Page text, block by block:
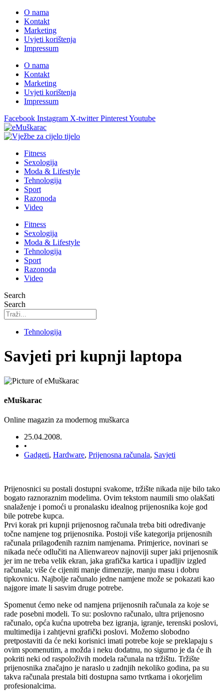
O nama
Kontakt
Marketing
Uvjeti korištenja
Impressum
O nama
Kontakt
Marketing
Uvjeti korištenja
Impressum
Facebook Instagram X-twitter PinterestYoutube
Fitness
Sexologija
Moda & Lifestyle
Tehnologija
Sport
Razonoda
Video
Fitness
Sexologija
Moda & Lifestyle
Tehnologija
Sport
Razonoda
Video
Search
Search
Tehnologija
Savjeti pri kupnji laptopa
eMuškarac
Online magazin za modernog muškarca
25.04.2008.
•
Gadgeti, Hardware, Prijenosna računala, Savjeti
Prijenosnici su postali dostupni svakome, tržište nikada nije bilo tako
bogato raznoraznim modelima. Ovim tekstom naumili smo olakšati
snalaženje i pomoći u pronalasku idealnog prijenosnika koje god
bile potrebe kupca.
Prvi korak pri kupnji prijenosnog računala treba biti određivanje
točne namjene tog prijenosnika. Postoji više kategorija prijenosnih
računala prilagođenih raznim namjenama. Primjerice, novinari se
nikada neće odlučiti na Alienwareov najnoviji super jaki prijenosnik
jer im ne treba velik ekran, jaka grafička kartica i upadljiv izgled
računala; više će cijeniti manje dimenzije, manju masu i dobru
tipkovnicu. Najbolje računalo jedne namjene može se pokazati kao
najgore imate li sasvim druge potrebe.
Spomenut ćemo neke od namjena prijenosnih računala za koje se
rade posebni modeli. To su: poslovno računalo, ultra prijenosno
računalo, opća kućna upotreba bez igranja, igranje, terenski poslovi,
multimedija i zahtjevni grafički poslovi. Možemo slobodno
pretpostaviti da će neki korisnici imati potrebe koje se preklapaju s
ovim spomenutim, a možda i neku dodatnu, no sigurno je da će ih
pokriti neki od raspoloživih modela računala na tržištu. Tržište
prijenosnika značajno je naraslo u zadnjih nekoliko godina, pa su
takva računala prestala biti dostupna samo tvrtkama i okorjelim
profesionalcima.